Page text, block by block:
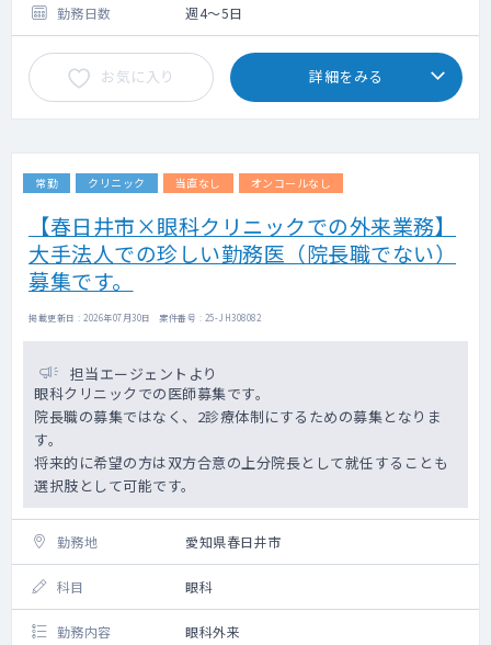
眼精疲労、ドライアイ、アレルギー（花
粉症等）、白内障、緑内障、
ものもらい、結膜炎、眼底検査（糖尿
病、高血圧等）、飛蚊症、
眼鏡、コンタクトレンズ処方、学校検
診 等
勤務日数
週4～5日
お気に入り 詳細をみる
常勤 クリニック 当直なし オンコールなし
【春日井市×眼科クリニックでの外来業務】
大手法人での珍しい勤務医（院長職でない）
募集です。
掲載更新日 : 2026年07月30日 案件番号 : 25-JH308082
担当エージェントより
眼科クリニックでの医師募集です。
院長職の募集ではなく、2診療体制にするための募集となりま
す。
将来的に希望の方は双方合意の上分院長として就任することも
選択肢として可能です。
勤務地 愛知県春日井市
科目 眼科
勤務内容 眼科外来